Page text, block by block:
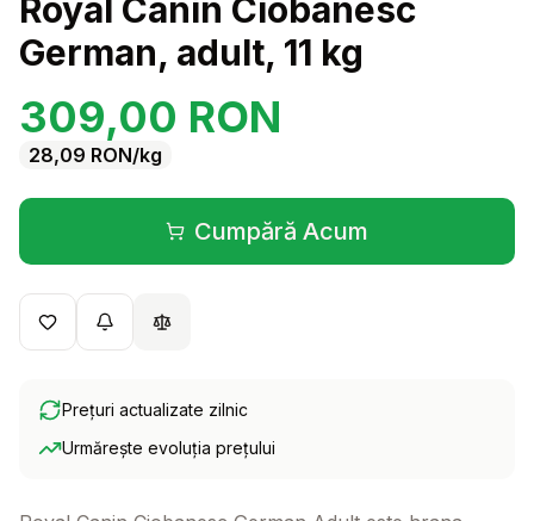
Royal Canin Ciobanesc
German, adult, 11 kg
309,00 RON
28,09 RON/kg
Cumpără Acum
(se deschide într-o filă
Prețuri actualizate zilnic
Urmărește evoluția prețului